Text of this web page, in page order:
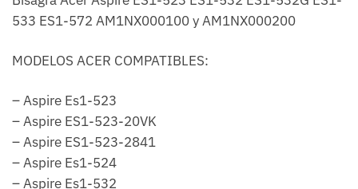
cantidad
533 ES1-572 AM1NX000100 y AM1NX000200
MODELOS ACER COMPATIBLES:
– Aspire Es1-523
– Aspire ES1-523-20VK
– Aspire ES1-523-2841
– Aspire Es1-524
– Aspire Es1-532